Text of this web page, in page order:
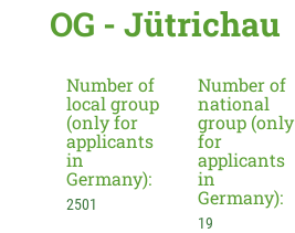
OG - Jütrichau
Number of
local group
(only for
applicants
in
Germany):
2501
Number of
national
group (only
for
applicants
in
Germany):
19